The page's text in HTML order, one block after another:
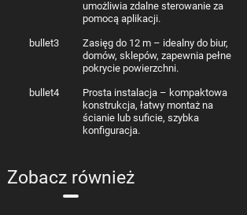
umożliwia zdalne sterowanie za
pomocą aplikacji.
bullet3
Zasięg do 12 m – idealny do biur,
domów, sklepów, zapewnia pełne
pokrycie powierzchni.
bullet4
Prosta instalacja – kompaktowa
konstrukcja, łatwy montaż na
ścianie lub suficie, szybka
konfiguracja.
Zobacz również